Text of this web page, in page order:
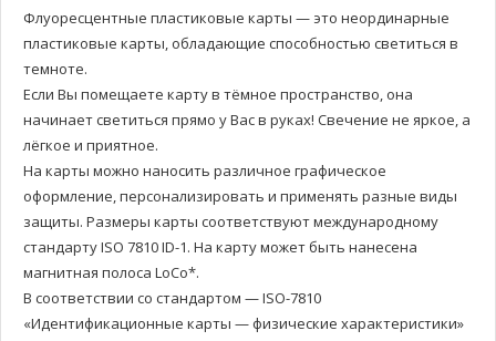
Флуоресцентные пластиковые карты — это неординарные
пластиковые карты, обладающие способностью светиться в
темноте.
Если Вы помещаете карту в тёмное пространство, она
начинает светиться прямо у Вас в руках! Свечение не яркое, а
лёгкое и приятное.
На карты можно наносить различное графическое
оформление, персонализировать и применять разные виды
защиты. Размеры карты соответствуют международному
стандарту ISO 7810 ID-1. На карту может быть нанесена
магнитная полоса LoCo*.
В соответствии со стандартом — ISO-7810
«Идентификационные карты — физические характеристики»